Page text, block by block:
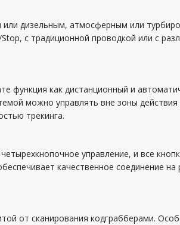
дизельным, атмосферным или
с традиционной проводкой или с
функция как дистанционный и
можно управлять вне зоны действия
трекинга.
управление, и все
качественное соединение
от сканирования кодграбберами.